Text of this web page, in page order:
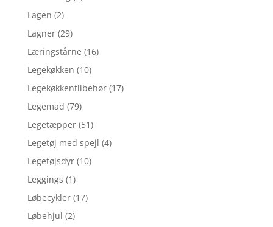
Lagen (2)
Lagner (29)
Læringstårne (16)
Legekøkken (10)
Legekøkkentilbehør (17)
Legemad (79)
Legetæpper (51)
Legetøj med spejl (4)
Legetøjsdyr (10)
Leggings (1)
Løbecykler (17)
Løbehjul (2)